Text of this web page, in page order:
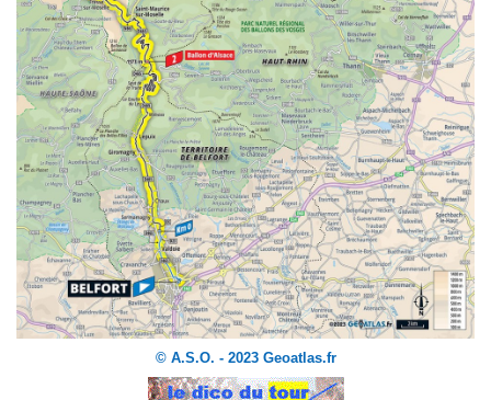
© A.S.O. - 2023 Geoatlas.fr